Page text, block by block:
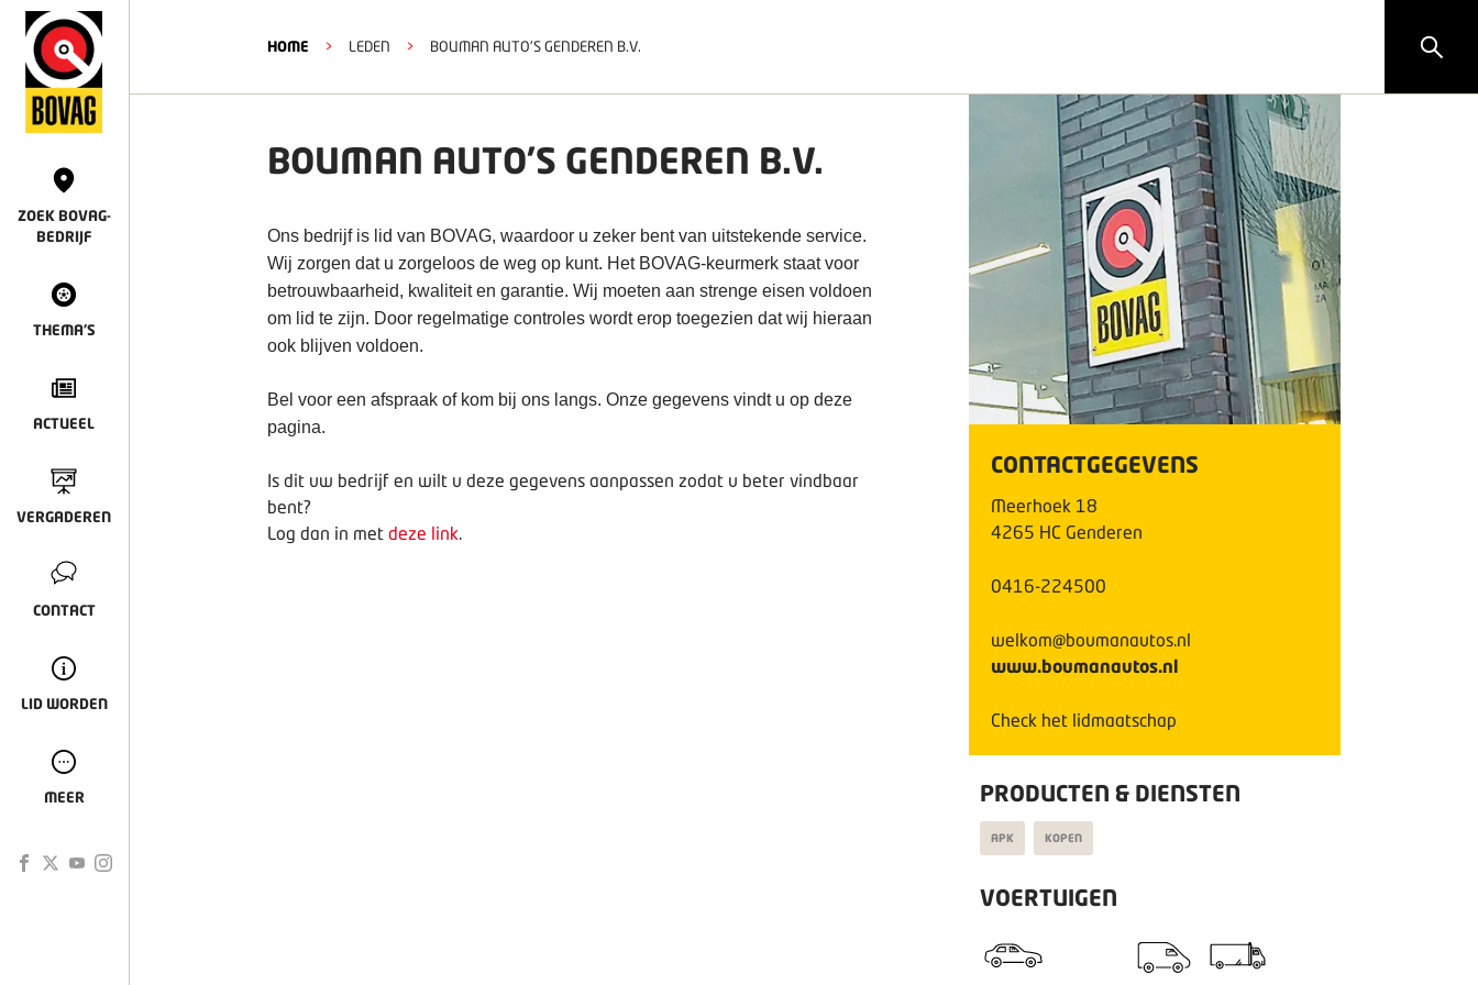
ZOEK BOVAG-
BEDRIJF
THEMA'S
ACTUEEL
VERGADEREN
CONTACT
LID WORDEN
MEER
HOME > LEDEN > BOUMAN AUTO'S GENDEREN B.V.
BOUMAN AUTO'S GENDEREN B.V.
Ons bedrijf is lid van BOVAG, waardoor u zeker bent van uitstekende service.
Wij zorgen dat u zorgeloos de weg op kunt. Het BOVAG-keurmerk staat voor
betrouwbaarheid, kwaliteit en garantie. Wij moeten aan strenge eisen voldoen
om lid te zijn. Door regelmatige controles wordt erop toegezien dat wij hieraan
ook blijven voldoen.
Bel voor een afspraak of kom bij ons langs. Onze gegevens vindt u op deze
pagina.
Is dit uw bedrijf en wilt u deze gegevens aanpassen zodat u beter vindbaar
bent?
Log dan in met deze link.
CONTACTGEGEVENS
Meerhoek 18
4265 HC Genderen
0416-224500
welkom@boumanautos.nl
www.boumanautos.nl
Check het lidmaatschap
PRODUCTEN & DIENSTEN
APK KOPEN
VOERTUIGEN